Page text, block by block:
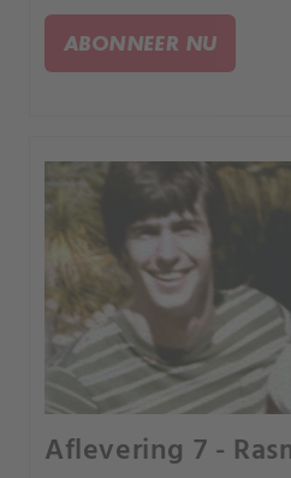
wordt neergeschoten.
ABONNEER NU
Aflevering 7 -